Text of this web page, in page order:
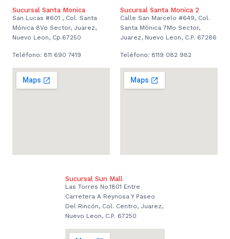
Sucursal Santa Monica
San Lucas #601 , Col. Santa
Mónica 8Vo Sector, Juarez,
Nuevo Leon, Cp.67250
Teléfono: 811 690 7419
Sucursal Santa Monica 2
Calle San Marcelo #649, Col.
Santa Mónica 7Mo Sector,
Juarez, Nuevo Leon, C.P. 67286
Teléfono: 8119 082 982
Sucursal Sun Mall
Las Torres No.1801 Entre
Carretera A Reynosa Y Paseo
Del Rincón, Col. Centro, Juarez,
Nuevo Leon, C.P. 67250